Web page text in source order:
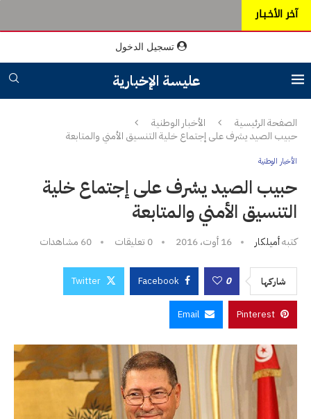
آخر الأخـبـار
تسجيل الدخول
عليسة الإخبارية
الصفحة الرئيسية
الأخبار الوطنية
حبيب الصيد يشرف على إجتماع خلية التنسيق الأمني والمتابعة
الأخبار الوطنية
حبيب الصيد يشرف على إجتماع خلية
التنسيق الأمني والمتابعة
كتبهأميلكار 16 أوت، 2016 0 تعليقات 60 مشاهدات
شاركها 0
Facebook
Twitter
Pinterest
Email